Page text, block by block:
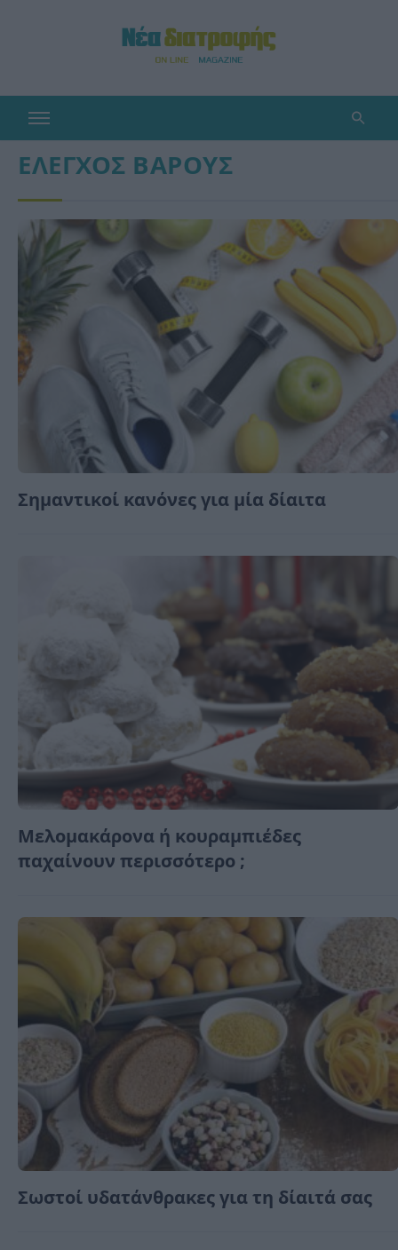
ΕΛΕΓΧΟΣ ΒΑΡΟΥΣ
Σημαντικοί κανόνες για μία δίαιτα
Μελομακάρονα ή κουραμπιέδες
παχαίνουν περισσότερο ;
Σωστοί υδατάνθρακες για τη δίαιτά σας